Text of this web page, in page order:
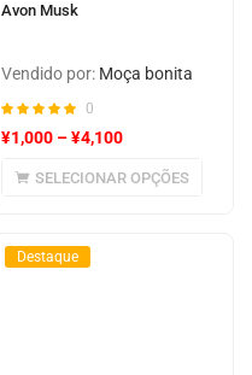
Avon Musk
Vendido por: Moça bonita
0
¥1,000 –¥4,100
SELECIONAR OPÇÕES
Destaque